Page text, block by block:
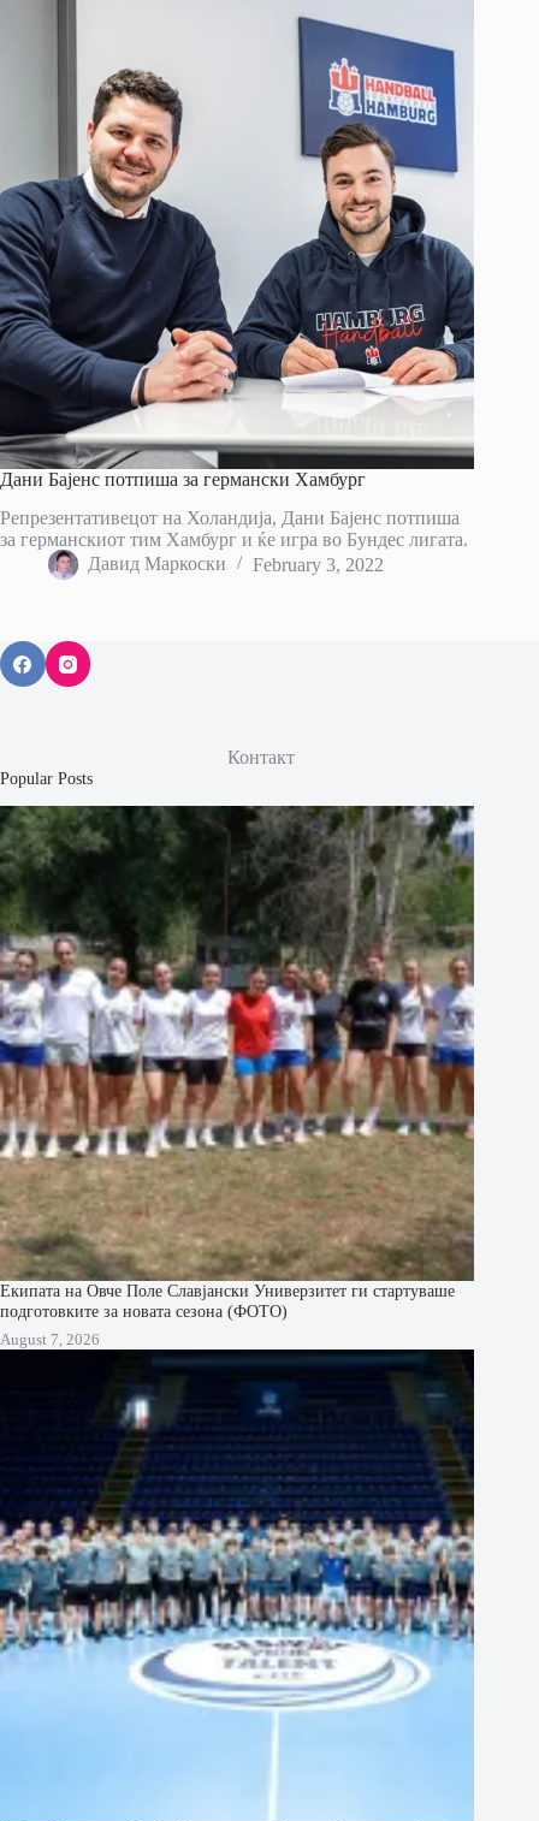
Дани Бајенс потпиша за германски Хамбург
Репрезентативецот на Холандија, Дани Бајенс потпиша
за германскиот тим Хамбург и ќе игра во Бундес лигата.
Давид Маркоски
February 3, 2022
Контакт
Popular Posts
Екипата на Овче Поле Славјански Универзитет ги стартуваше
подготовките за новата сезона (ФОТО)
August 7, 2026